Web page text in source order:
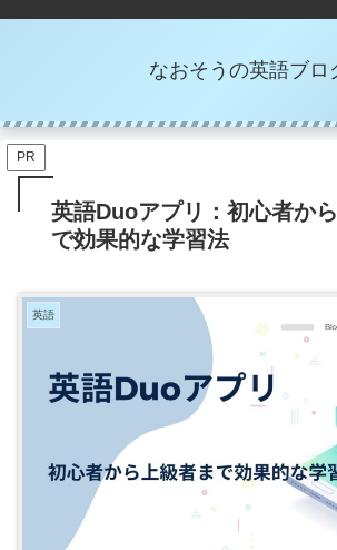
なおそうの英語ブロ
PR
英語Duoアプリ：初心者か
で効果的な学習法
英語